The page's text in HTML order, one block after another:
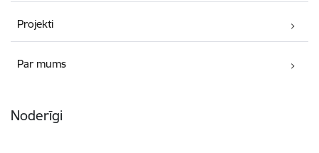
Projekti
Par mums
Noderīgi